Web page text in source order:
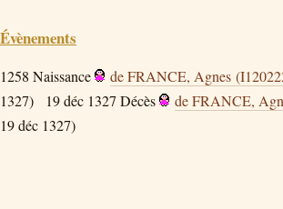
Évènements
1258 Naissance de FRANCE, Agnes
1327)
19 déc 1327 Décès de FRANCE,
19 déc 1327)